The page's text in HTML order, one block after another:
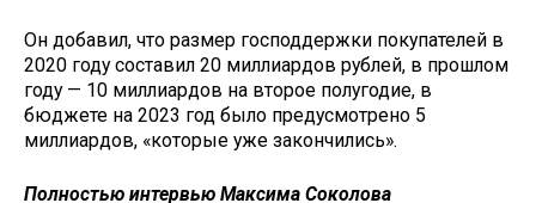
Он добавил, что размер господдержки покупателей в
2020 году составил 20 миллиардов рублей, в прошлом
году — 10 миллиардов на второе полугодие, в
бюджете на 2023 год было предусмотрено 5
миллиардов, «которые уже закончились».
Полностью интервью Максима Соколова